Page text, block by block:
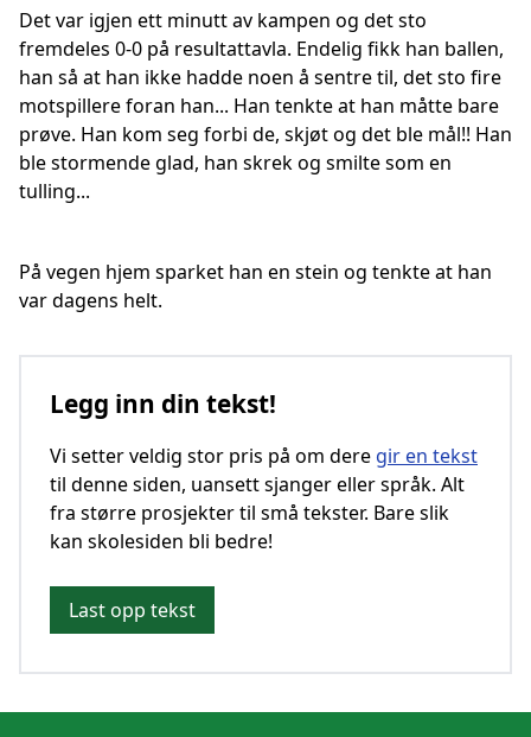
Det var igjen ett minutt av kampen og det sto
fremdeles 0-0 på resultattavla. Endelig fikk han ballen,
han så at han ikke hadde noen å sentre til, det sto fire
motspillere foran han... Han tenkte at han måtte bare
prøve. Han kom seg forbi de, skjøt og det ble mål!! Han
ble stormende glad, han skrek og smilte som en
tulling...
På vegen hjem sparket han en stein og tenkte at han
var dagens helt.
Legg inn din tekst!
Vi setter veldig stor pris på om dere gir en tekst
til denne siden, uansett sjanger eller språk. Alt
fra større prosjekter til små tekster. Bare slik
kan skolesiden bli bedre!
Last opp tekst